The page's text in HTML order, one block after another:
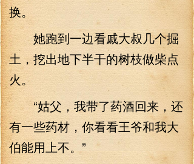
换。
她跑到一边看戚大叔几个掘
土，挖出地下半干的树枝做柴点
火。
“姑父，我带了药酒回来，还
有一些药材，你看看王爷和我大
伯能用上不。”